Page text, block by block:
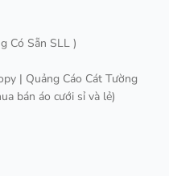
Có Sẵn SLL )
| Quảng Cáo Cát Tường
bán áo cưới sỉ và lẻ)